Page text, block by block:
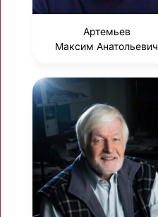
Артемьев
Максим Анатольевич